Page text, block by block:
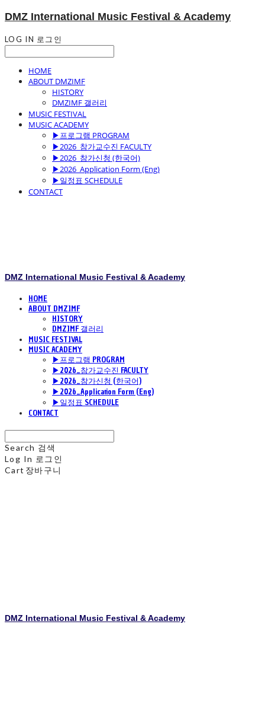
DMZ International Music Festival & Academy
LOG IN 로그인
HOME
ABOUT DMZIMF
HISTORY
DMZIMF 갤러리
MUSIC FESTIVAL
MUSIC ACADEMY
▶프로그램 PROGRAM
▶2026_참가교수진 FACULTY
▶2026_참가신청 (한국어)
▶2026_Application Form (Eng)
▶일정표 SCHEDULE
CONTACT
DMZ International Music Festival & Academy
HOME
ABOUT DMZIMF
HISTORY
DMZIMF 갤러리
MUSIC FESTIVAL
MUSIC ACADEMY
▶프로그램 PROGRAM
▶2026_참가교수진 FACULTY
▶2026_참가신청 (한국어)
▶2026_Application Form (Eng)
▶일정표 SCHEDULE
CONTACT
Search 검색
Log In 로그인
Cart 장바구니
DMZ International Music Festival & Academy